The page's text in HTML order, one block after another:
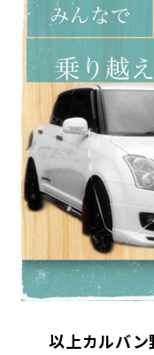
以上カルバ